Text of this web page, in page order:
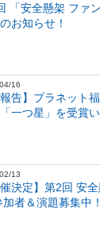
「安全懸架 ファ
お知らせ！
16
報告】プラネット
一つ星」を受賞
13
催決定】第2回 安
加者＆演題募集中！